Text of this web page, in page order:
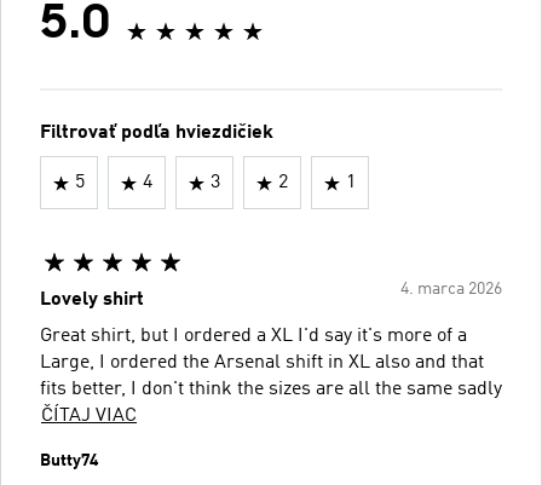
5.0
Filtrovať podľa hviezdičiek
5 4 3 2 1
4. marca 2026
Lovely shirt
Great shirt, but I ordered a XL I'd say it's more of a
Large, I ordered the Arsenal shift in XL also and that
fits better, I don't think the sizes are all the same sadly
ČÍTAJ VIAC
Butty74